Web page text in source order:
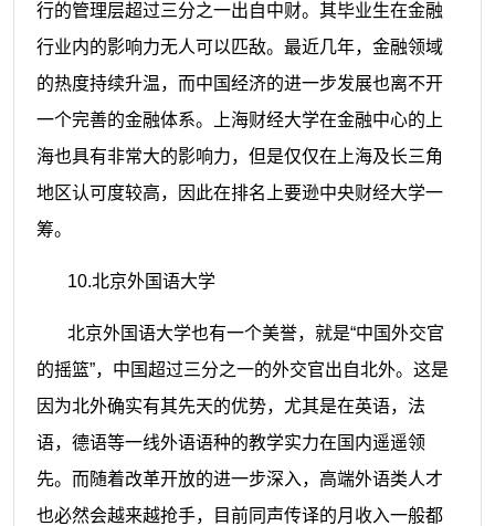
行的管理层超过三分之一出自中财。其毕业生在金融
行业内的影响力无人可以匹敌。最近几年，金融领域
的热度持续升温，而中国经济的进一步发展也离不开
一个完善的金融体系。上海财经大学在金融中心的上
海也具有非常大的影响力，但是仅仅在上海及长三角
地区认可度较高，因此在排名上要逊中央财经大学一
筹。
10.北京外国语大学
北京外国语大学也有一个美誉，就是“中国外交官
的摇篮”，中国超过三分之一的外交官出自北外。这是
因为北外确实有其先天的优势，尤其是在英语，法
语，德语等一线外语语种的教学实力在国内遥遥领
先。而随着改革开放的进一步深入，高端外语类人才
也必然会越来越抢手，目前同声传译的月收入一般都